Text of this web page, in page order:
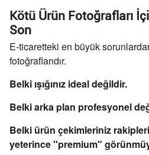
Kötü Ürün Fotoğrafları
Son
E-ticaretteki en büyük
fotoğraflarıdır.
Belki ışığınız ideal değildir.
Belki arka plan profesyonel
Belki ürün çekimleriniz
yeterince "premium"